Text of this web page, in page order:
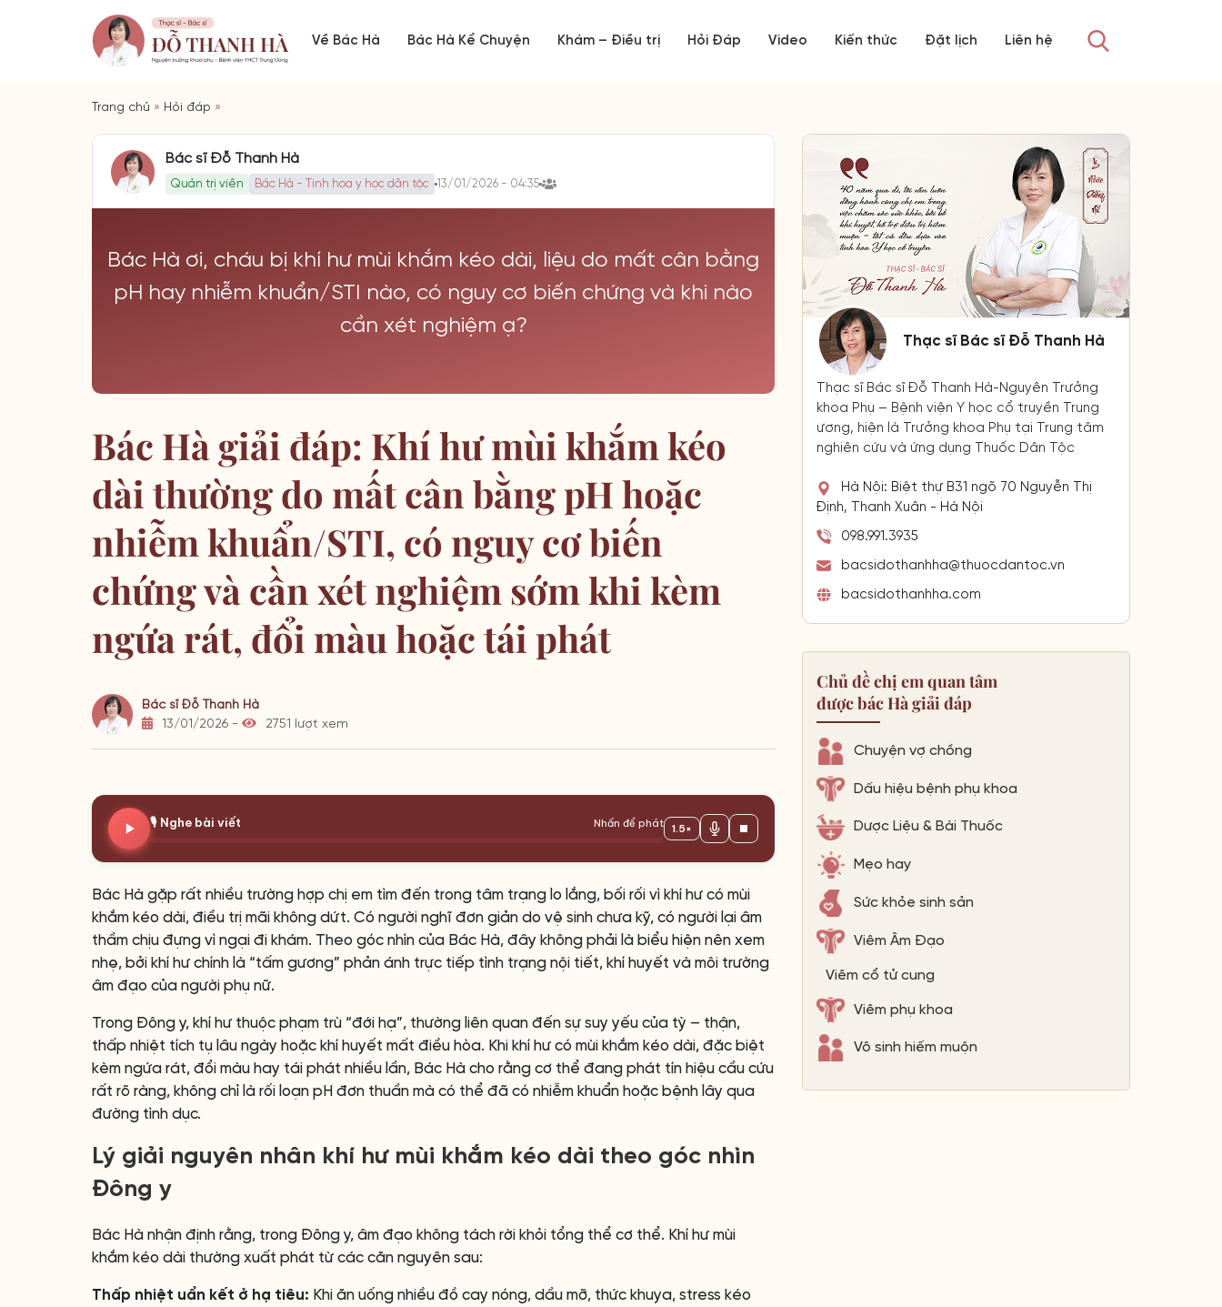
Về Bác Hà Bác Hà Kể Chuyện Khám – Điều trị Hỏi Đáp Video Kiến thức Đặt lịch Liên hệ
Trang chủ » Hỏi đáp »
Bác sĩ Đỗ Thanh Hà
Quản trị viên Bác Hà - Tinh hoa y học dân tộc 13/01/2026 - 04:35
Bác Hà ơi, cháu bị khí hư mùi khắm kéo dài, liệu do mất cân bằng
pH hay nhiễm khuẩn/STI nào, có nguy cơ biến chứng và khi nào
cần xét nghiệm ạ?
Bác Hà giải đáp: Khí hư mùi khắm kéo
dài thường do mất cân bằng pH hoặc
nhiễm khuẩn/STI, có nguy cơ biến
chứng và cần xét nghiệm sớm khi kèm
ngứa rát, đổi màu hoặc tái phát
Bác sĩ Đỗ Thanh Hà
13/01/2026 -
2751 lượt xem
🎙️ Nghe bài viết Nhấn để phát 1.5×
Bác Hà gặp rất nhiều trường hợp chị em tìm đến trong tâm trạng lo lắng, bối rối vì khí hư có mùi
khắm kéo dài, điều trị mãi không dứt. Có người nghĩ đơn giản do vệ sinh chưa kỹ, có người lại âm
thầm chịu đựng vì ngại đi khám. Theo góc nhìn của Bác Hà, đây không phải là biểu hiện nên xem
nhẹ, bởi khí hư chính là “tấm gương” phản ánh trực tiếp tình trạng nội tiết, khí huyết và môi trường
âm đạo của người phụ nữ.
Trong Đông y, khí hư thuộc phạm trù “đới hạ”, thường liên quan đến sự suy yếu của tỳ – thận,
thấp nhiệt tích tụ lâu ngày hoặc khí huyết mất điều hòa. Khi khí hư có mùi khắm kéo dài, đặc biệt
kèm ngứa rát, đổi màu hay tái phát nhiều lần, Bác Hà cho rằng cơ thể đang phát tín hiệu cầu cứu
rất rõ ràng, không chỉ là rối loạn pH đơn thuần mà có thể đã có nhiễm khuẩn hoặc bệnh lây qua
đường tình dục.
Lý giải nguyên nhân khí hư mùi khắm kéo dài theo góc nhìn
Đông y
Bác Hà nhận định rằng, trong Đông y, âm đạo không tách rời khỏi tổng thể cơ thể. Khí hư mùi
khắm kéo dài thường xuất phát từ các căn nguyên sau:
Thấp nhiệt uẩn kết ở hạ tiêu: Khi ăn uống nhiều đồ cay nóng, dầu mỡ, thức khuya, stress kéo
Thạc sĩ Bác sĩ Đỗ Thanh Hà
Thạc sĩ Bác sĩ Đỗ Thanh Hà-Nguyên Trưởng
khoa Phụ – Bệnh viện Y học cổ truyền Trung
ương, hiện là Trưởng khoa Phụ tại Trung tâm
nghiên cứu và ứng dụng Thuốc Dân Tộc
Hà Nội: Biệt thự B31 ngõ 70 Nguyễn Thị
Định, Thanh Xuân - Hà Nội
098.991.3935
bacsidothanhha@thuocdantoc.vn
bacsidothanhha.com
Chủ đề chị em quan tâm
được bác Hà giải đáp
Chuyện vợ chồng
Dấu hiệu bệnh phụ khoa
Dược Liệu & Bài Thuốc
Mẹo hay
Sức khỏe sinh sản
Viêm Âm Đạo
Viêm cổ tử cung
Viêm phụ khoa
Vô sinh hiếm muộn